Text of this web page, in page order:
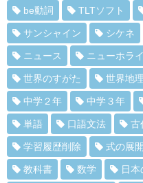
be動詞 TLTソフト
サンシャイン シケネ
ニュース ニューホラ
世界のすがた 世界地理
中学２年 中学３年
単語 口語文法 古
学習履歴削除 式の展開
教科書 数学 日本